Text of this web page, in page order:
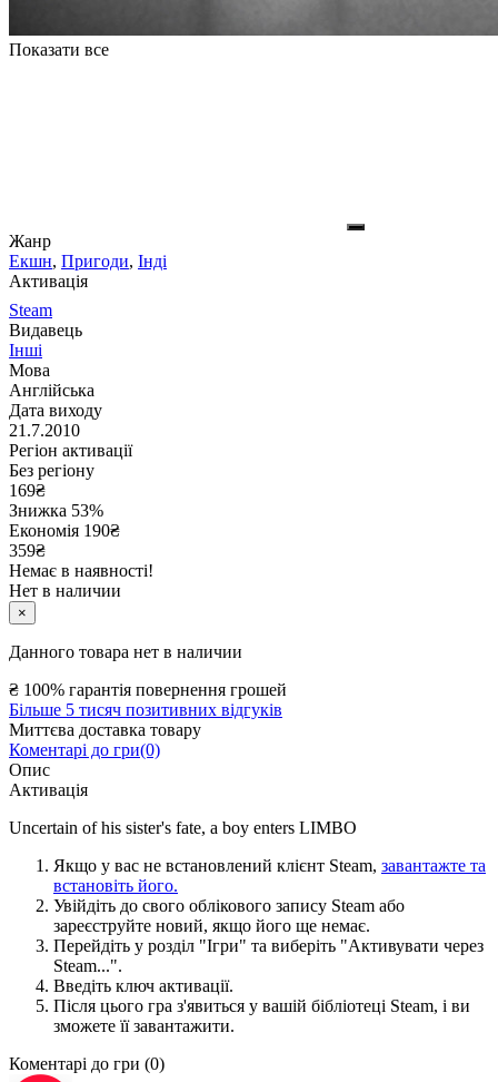
Показати все
Жанр
Екшн, Пригоди, Інді
Активація
Steam
Видавець
Інші
Мова
Англійська
Дата виходу
21.7.2010
Регіон активації
Без регіону
169₴
Знижка 53%
Економія 190₴
359₴
Немає в наявності!
Нет в наличии
×
Данного товара нет в наличии
₴ 100% гарантія повернення грошей
Більше 5 тисяч позитивних відгуків
Миттєва доставка товару
Коментарі до гри(0)
Опис
Активація
Uncertain of his sister's fate, a boy enters LIMBO
Якщо у вас не встановлений клієнт Steam, завантажте та
встановіть його.
Увійдіть до свого облікового запису Steam або
зареєструйте новий, якщо його ще немає.
Перейдіть у розділ "Ігри" та виберіть "Активувати через
Steam...".
Введіть ключ активації.
Після цього гра з'явиться у вашій бібліотеці Steam, і ви
зможете її завантажити.
Коментарі до гри (0)